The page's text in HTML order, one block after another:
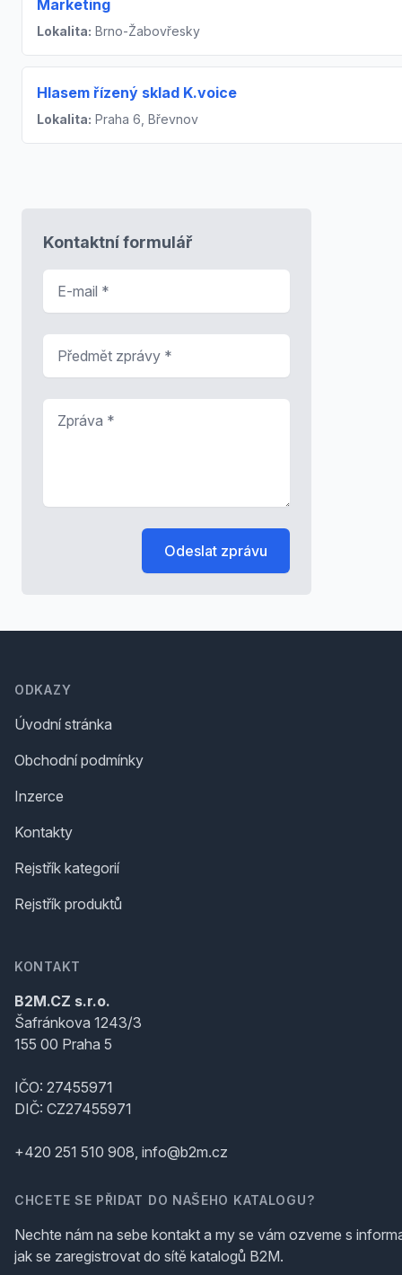
Marketing
Lokalita: Brno-Žabovřesky
Hlasem řízený sklad K.voice
Lokalita: Praha 6, Břevnov
Kontaktní formulář
Odeslat zprávu
ODKAZY
Úvodní stránka
Obchodní podmínky
Inzerce
Kontakty
Rejstřík kategorií
Rejstřík produktů
KONTAKT
B2M.CZ s.r.o.
Šafránkova 1243/3
155 00 Praha 5
IČO: 27455971
DIČ: CZ27455971
+420 251 510 908, info@b2m.cz
CHCETE SE PŘIDAT DO NAŠEHO KATALOGU?
Nechte nám na sebe kontakt a my se vám ozveme s
jak se zaregistrovat do sítě katalogů B2M.